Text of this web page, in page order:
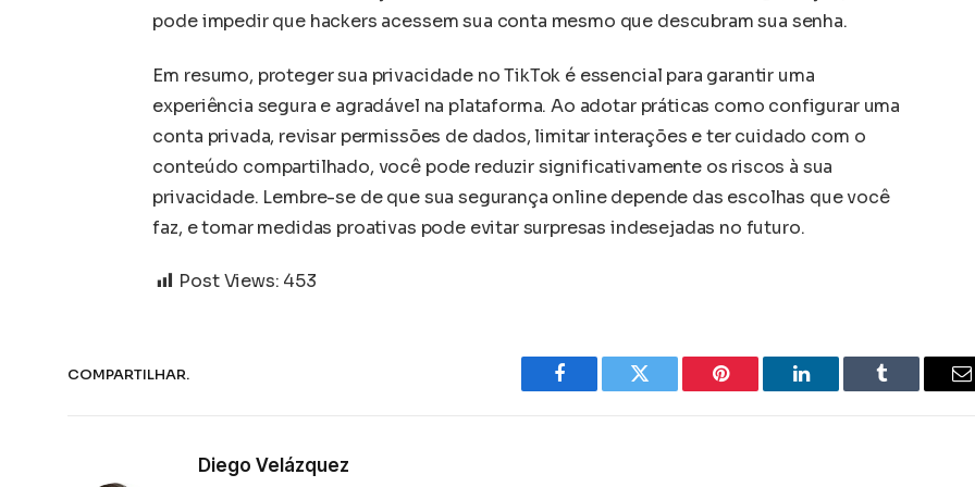
pode impedir que hackers acessem sua conta mesmo que descubram sua senha.
Em resumo, proteger sua privacidade no TikTok é essencial para garantir uma
experiência segura e agradável na plataforma. Ao adotar práticas como configurar uma
conta privada, revisar permissões de dados, limitar interações e ter cuidado com o
conteúdo compartilhado, você pode reduzir significativamente os riscos à sua
privacidade. Lembre-se de que sua segurança online depende das escolhas que você
faz, e tomar medidas proativas pode evitar surpresas indesejadas no futuro.
Post Views: 453
COMPARTILHAR.
Facebook Twitter Pinterest LinkedIn Tumblr
Diego Velázquez